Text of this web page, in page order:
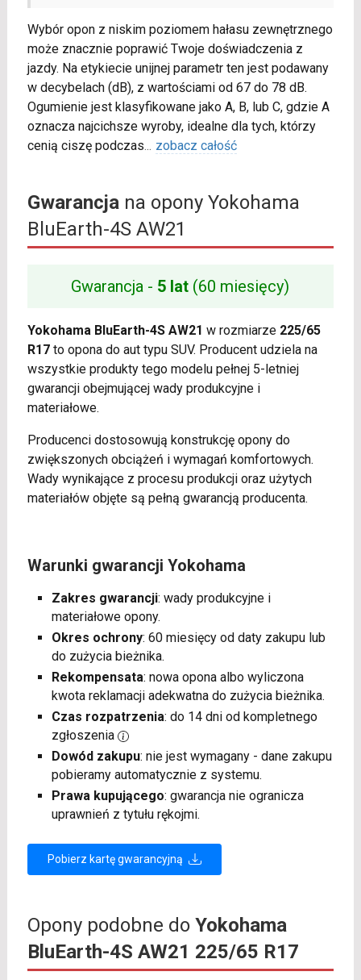
Wybór opon z niskim poziomem hałasu zewnętrznego
może znacznie poprawić Twoje doświadczenia z
jazdy. Na etykiecie unijnej parametr ten jest podawany
w decybelach (dB), z wartościami od 67 do 78 dB.
Ogumienie jest klasyfikowane jako A, B, lub C, gdzie A
oznacza najcichsze wyroby, idealne dla tych, którzy
cenią ciszę podczas... zobacz całość
Gwarancjana opony Yokohama
BluEarth-4S AW21
Gwarancja - 5 lat (60 miesięcy)
Yokohama BluEarth-4S AW21 w rozmiarze 225/65
R17to opona do aut typu SUV. Producent udziela na
wszystkie produkty tego modelu pełnej 5-letniej
gwarancji obejmującej wady produkcyjne i
materiałowe.
Producenci dostosowują konstrukcję opony do
zwiększonych obciążeń i wymagań komfortowych.
Wady wynikające z procesu produkcji oraz użytych
materiałów objęte są pełną gwarancją producenta.
Warunki gwarancji Yokohama
Zakres gwarancji: wady produkcyjne i
materiałowe opony.
Okres ochrony: 60 miesięcy od daty zakupu lub
do zużycia bieżnika.
Rekompensata: nowa opona albo wyliczona
kwota reklamacji adekwatna do zużycia bieżnika.
Czas rozpatrzenia: do 14 dni od kompletnego
zgłoszenia
Dowód zakupu: nie jest wymagany - dane zakupu
pobieramy automatycznie z systemu.
Prawa kupującego: gwarancja nie ogranicza
uprawnień z tytułu rękojmi.
Pobierz kartę gwarancyjną
Opony podobne do Yokohama
BluEarth-4S AW21 225/65 R17